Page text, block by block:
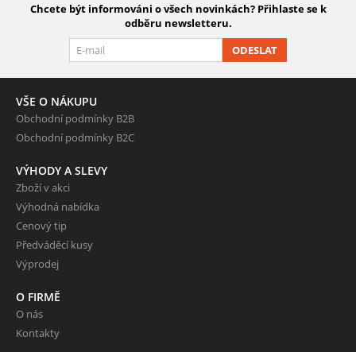
Chcete být informováni o všech novinkách? Přihlaste se k
odběru newsletteru.
ODESLAT
VŠE O NÁKUPU
Obchodní podmínky B2B
Obchodní podmínky B2C
VÝHODY A SLEVY
Zboží v akci
Výhodná nabídka
Cenový tip
Předváděcí kusy
Výprodej
O FIRMĚ
O nás
Kontakty